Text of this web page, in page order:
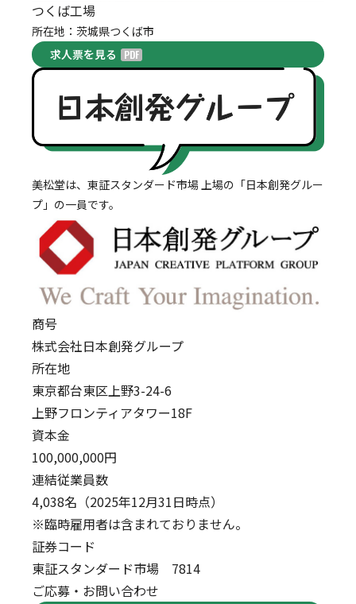
つくば工場
所在地：茨城県つくば市
求人票を見る
美松堂は、東証スタンダード市場 上場の「日本創発グルー
プ」の一員です。
商号
株式会社日本創発グループ
所在地
東京都台東区上野3-24-6
上野フロンティアタワー18F
資本金
100,000,000円
連結従業員数
4,038名（2025年12月31日時点）
※臨時雇用者は含まれておりません。
証券コード
東証スタンダード市場 7814
ご応募・お問い合わせ